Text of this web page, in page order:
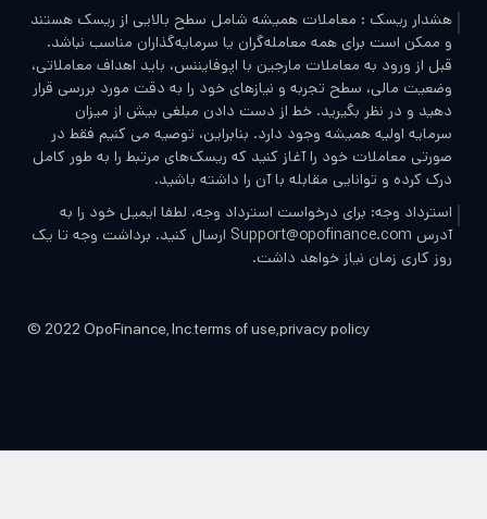
ریسک : معاملات همیشه شامل سطح بالایی از ریسک هستند
است برای همه معامله‌گران یا سرمایه‌گذاران مناسب نباشد.
ورود به معاملات مارجین با اپوفایننس، باید اهداف معاملاتی،
مالی، سطح تجربه و نیازهای خود را به دقت مورد بررسی قرار
و در نظر بگیرید. خط از دست دادن مبلغی بیش از میزان
اولیه همیشه وجود دارد. بنابراین، توصیه می کنیم فقط در
معاملات خود را آغاز کنید که ریسک‌های مرتبط را به طور کامل
و توانایی مقابله با آن را داشته باشید.
وجه: برای درخواست استرداد وجه، لطفا ایمیل خود را به
آدرس Support@opofinance.com ارسال کنید. برداشت وجه تا یک
زمان نیاز خواهد داشت.
از جدیدترین ابزارها و فناوری‌های معاملاتی ارائه می دهیم.
© 2022 OpoFinance, Inc.terms of use,privacy policy